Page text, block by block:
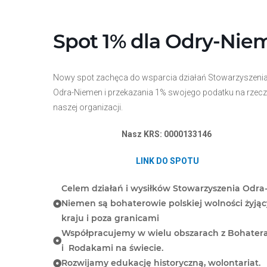
Spot 1% dla Odry-
Nowy spot zachęca do wsparcia działań Stowarzyszenia
Odra-Niemen i przekazania 1% swojego podatku na rzecz
naszej organizacji.
Nasz KRS: 0000133146
LINK DO SPOTU
Celem działań i wysiłków Stowarzyszenia Odra-
Niemen są bohaterowie polskiej wolności
kraju i poza granicami
Współpracujemy w wielu obszarach z
i Rodakami na świecie.
Rozwijamy edukację historyczną, wolontariat.